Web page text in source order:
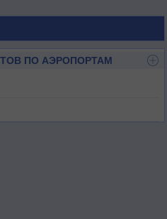
ПО АЭРОПОРТАМ